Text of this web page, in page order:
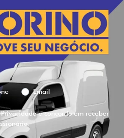
Email
Privacidadee concordo em receber